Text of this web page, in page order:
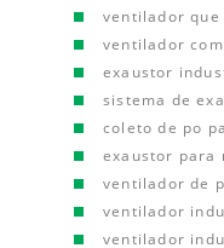
ventilador que
ventilador
exaustor
sistema de
coleto de po
exaustor para
ventilador de
ventilador
ventilador